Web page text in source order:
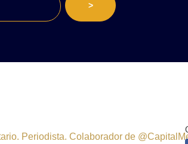
>
Periodista. Colaborador de